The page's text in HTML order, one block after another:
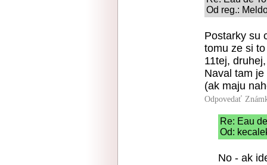
Od reg.:
Postarky su
tomu ze si
11tej,
Naval tam
(ak maju
Odpovedať
Re: Eau
Od:
No - ak